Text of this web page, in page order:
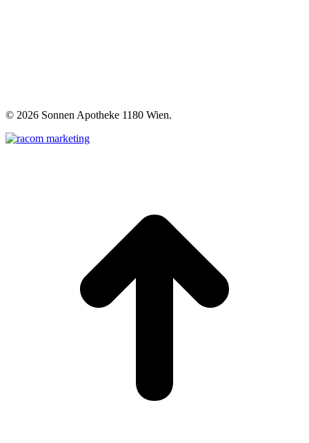
© 2026 Sonnen Apotheke 1180 Wien.